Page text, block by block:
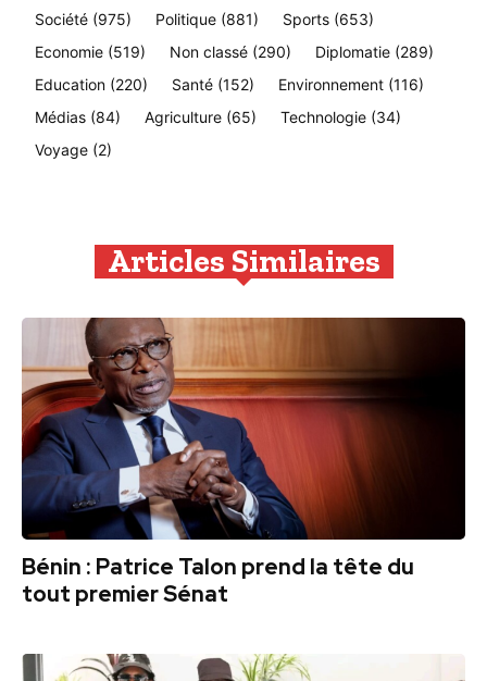
Société (975) Politique (881) Sports (653)
Economie (519) Non classé (290) Diplomatie (289)
Education (220) Santé (152) Environnement (116)
Médias (84) Agriculture (65) Technologie (34)
Voyage (2)
Articles Similaires
Bénin : Patrice Talon prend la tête du
tout premier Sénat